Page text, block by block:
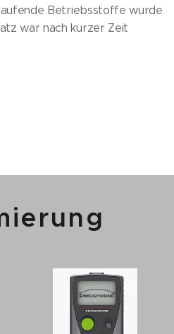
Betriebsstoffe wurde
war nach kurzer Zeit